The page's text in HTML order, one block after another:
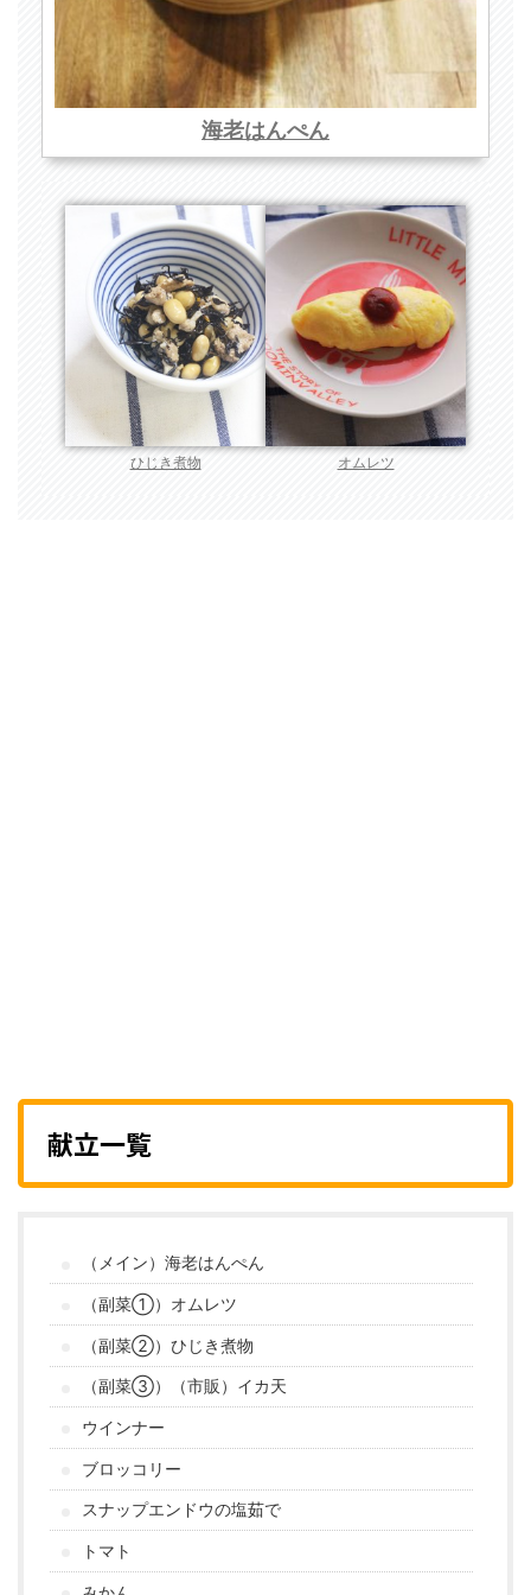
海老はんぺん
ひじき煮物 オムレツ
献立一覧
（メイン）海老はんぺん
（副菜①）オムレツ
（副菜②）ひじき煮物
（副菜③）（市販）イカ天
ウインナー
ブロッコリー
スナップエンドウの塩茹で
トマト